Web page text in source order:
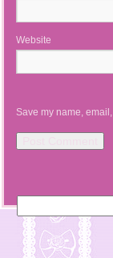
Website
Save my name,